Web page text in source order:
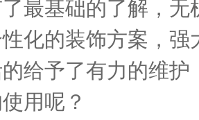
最基础的了解，
化的装饰方案，
给予了有力的维
用呢？